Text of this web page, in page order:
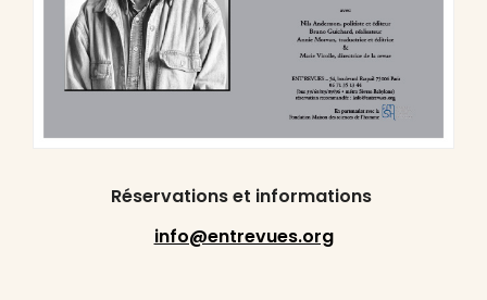
Réservations et informations
info@entrevues.org